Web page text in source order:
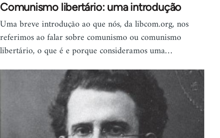
Comunismo libertário: uma introdução
Uma breve introdução ao que nós, da libcom.org, nos
referimos ao falar sobre comunismo ou comunismo
libertário, o que é e porque consideramos uma…